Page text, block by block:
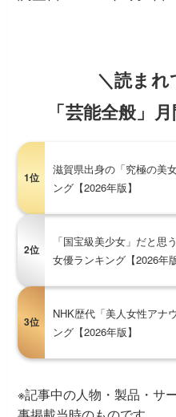
＼読ま
「芸能全般」
1位
滋賀県出身の「究極の美
ング【2026年版】
2位
「国宝級美少女」だと思
女優ランキング【2026年版
3位
NHK歴代「美人女性アナ
ング【2026年版】
※記事中の人物・製品・サ